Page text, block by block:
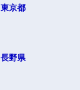
東京都
長野県